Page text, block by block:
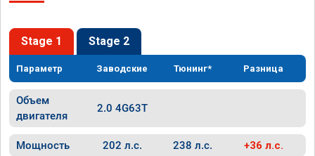
Stage 1 Stage 2
Параметр Заводские Тюнинг* Разница
Объем
двигателя
2.0 4G63T
Мощность 202 л.с. 238 л.с. +36 л.с.